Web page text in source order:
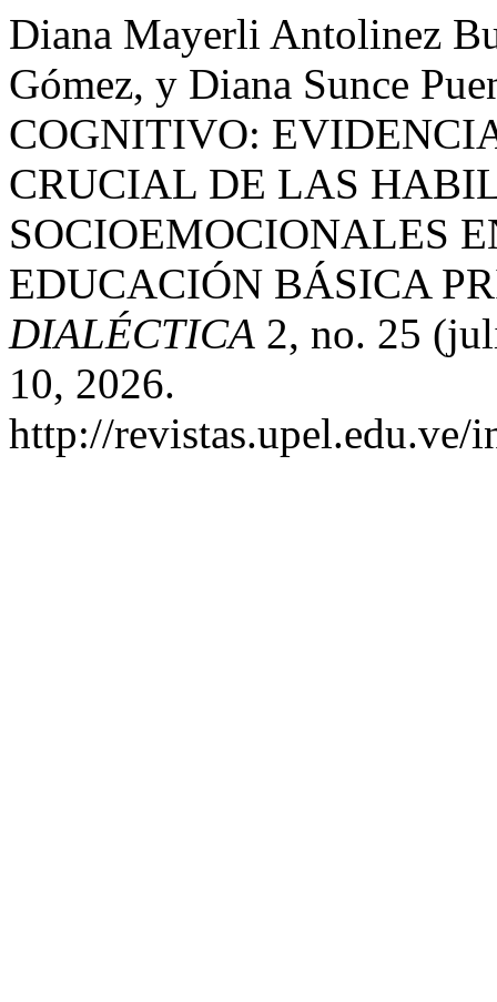
Diana Mayerli Antolinez
Gómez, y Diana Sunce
COGNITIVO:
CRUCIAL DE LAS
SOCIOEMOCIONALES
EDUCACIÓN BÁSICA
DIALÉCTICA 2, no. 25
10, 2026.
http://